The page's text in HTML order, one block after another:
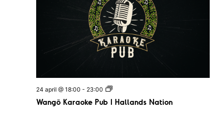
Wangö Karaoke Pub I Hallands Nation
24 april @ 18:00 - 23:00
W
n